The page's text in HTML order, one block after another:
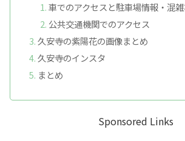
車でのアクセスと駐車場情報・混
公共交通機関でのアクセス
久安寺の紫陽花の画像まとめ
久安寺のインスタ
まとめ
Sponsored Links